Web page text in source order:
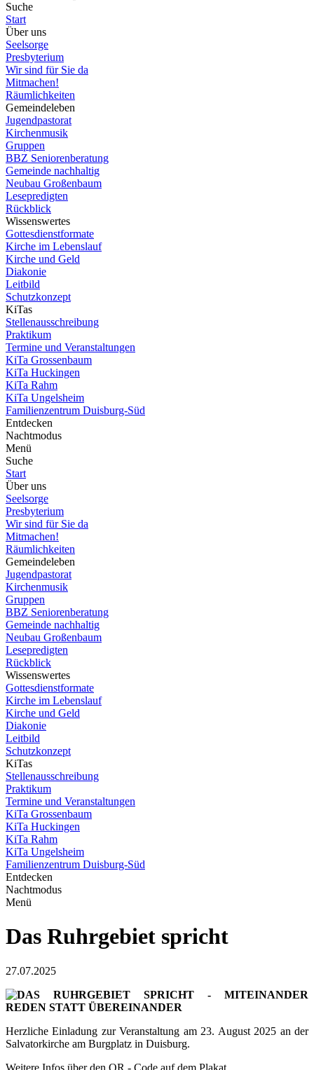
Suche
Start
Über uns
Seelsorge
Presbyterium
Wir sind für Sie da
Mitmachen!
Räumlichkeiten
Gemeindeleben
Jugendpastorat
Kirchenmusik
Gruppen
BBZ Seniorenberatung
Gemeinde nachhaltig
Neubau Großenbaum
Lesepredigten
Rückblick
Wissenswertes
Gottesdienstformate
Kirche im Lebenslauf
Kirche und Geld
Diakonie
Leitbild
Schutzkonzept
KiTas
Stellenausschreibung
Praktikum
Termine und Veranstaltungen
KiTa Grossenbaum
KiTa Huckingen
KiTa Rahm
KiTa Ungelsheim
Familienzentrum Duisburg-Süd
Entdecken
Nachtmodus
Menü
Suche
Start
Über uns
Seelsorge
Presbyterium
Wir sind für Sie da
Mitmachen!
Räumlichkeiten
Gemeindeleben
Jugendpastorat
Kirchenmusik
Gruppen
BBZ Seniorenberatung
Gemeinde nachhaltig
Neubau Großenbaum
Lesepredigten
Rückblick
Wissenswertes
Gottesdienstformate
Kirche im Lebenslauf
Kirche und Geld
Diakonie
Leitbild
Schutzkonzept
KiTas
Stellenausschreibung
Praktikum
Termine und Veranstaltungen
KiTa Grossenbaum
KiTa Huckingen
KiTa Rahm
KiTa Ungelsheim
Familienzentrum Duisburg-Süd
Entdecken
Nachtmodus
Menü
Das Ruhrgebiet spricht
27.07.2025
DAS RUHRGEBIET SPRICHT - MITEINANDER
REDEN STATT ÜBEREINANDER
Herzliche Einladung zur Veranstaltung am 23. August 2025 an der
Salvatorkirche am Burgplatz in Duisburg.
Weitere Infos über den QR - Code auf dem Plakat.